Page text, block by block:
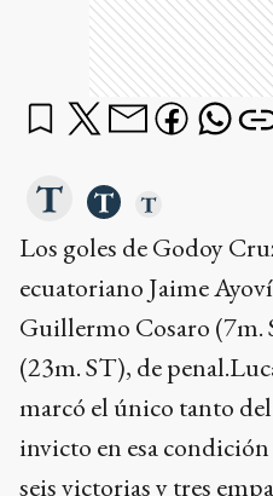
Los goles de Godoy
ecuatoriano Jaime
Guillermo Cosaro (7m.
(23m. ST), de
marcó el único tanto
invicto en esa
seis victorias y tres